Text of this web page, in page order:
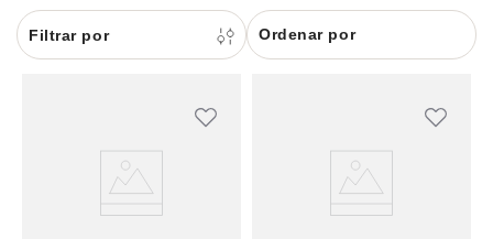
Ordenar por
8
9 sutiã renda